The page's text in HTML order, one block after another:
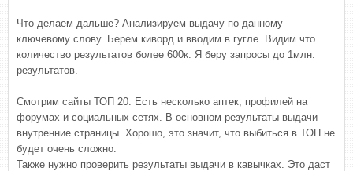
Что делаем дальше? Анализируем выдачу по данному
ключевому слову. Берем киворд и вводим в гугле. Видим что
количество результатов более 600к. Я беру запросы до 1млн.
результатов.
Смотрим сайты ТОП 20. Есть несколько аптек, профилей на
форумах и социальных сетях. В основном результаты выдачи –
внутренние страницы. Хорошо, это значит, что выбиться в ТОП не
будет очень сложно.
Также нужно проверить результаты выдачи в кавычках. Это даст